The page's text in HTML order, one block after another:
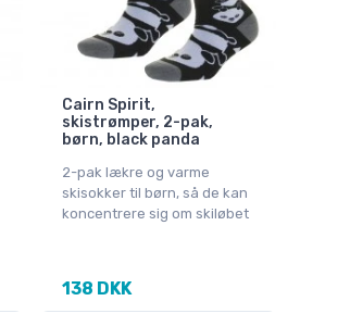
Cairn Spirit,
skistrømper, 2-pak,
børn, black panda
2-pak lækre og varme
skisokker til børn, så de kan
koncentrere sig om skiløbet
138 DKK